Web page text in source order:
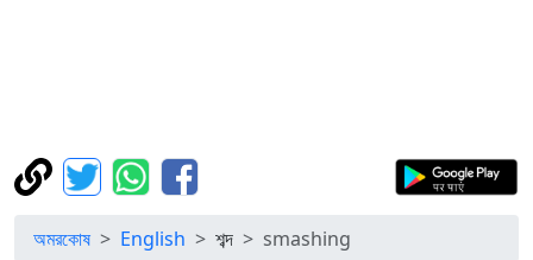
অমরকোষ English শব্দ smashing